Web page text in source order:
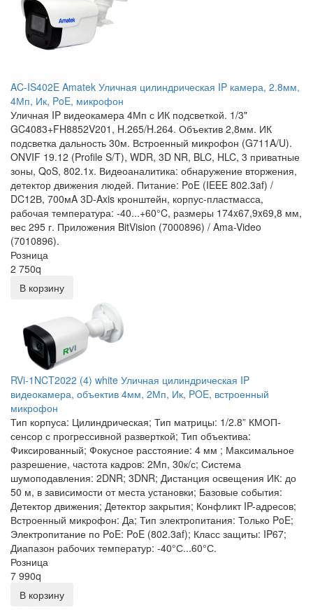
AC-IS402E Amatek Уличная цилиндрическая IP камера, 2.8мм,
4Мп, Ик, PoE, микрофон
Уличная IP видеокамера 4Мп с ИК подсветкой. 1/3"
GC4083+FH8852V201, H.265/H.264. Объектив 2,8мм. ИК
подсветка дальность 30м. Встроенный микрофон (G711A/U).
ONVIF 19.12 (Profile S/T), WDR, 3D NR, BLC, HLC, 3 приватные
зоны, QoS, 802.1x. Видеоаналитика: обнаружение вторжения,
детектор движения людей. Питание: PoE (IEEE 802.3af) /
DC12В, 700мA 3D-Axis кронштейн, корпус-пластмасса,
рабочая температура: -40...+60°C, размеры 174x67,9x69,8 мм,
вес 295 г. Приложения BitVision (7000896) / Ama-Video
(7010896).
Розница
2 750q
В корзину
RVi-1NCT2022 (4) white Уличная цилиндрическая IP
видеокамера, объектив 4мм, 2Мп, Ик, POE, встроенный
микрофон
Тип корпуса: Цилиндрическая; Тип матрицы: 1/2.8” КМОП-
сенсор с прогрессивной разверткой; Тип объектива:
Фиксированный; Фокусное расстояние: 4 мм ; Максимальное
разрешение, частота кадров: 2Мп, 30к/с; Система
шумоподавления: 2DNR; 3DNR; Дистанция освещения ИК: до
50 м, в зависимости от места установки; Базовые события:
Детектор движения; Детектор закрытия; Конфликт IP-адресов;
Встроенный микрофон: Да; Тип электропитания: Только PoE;
Электропитание по PoE: PoE (802.3af); Класс защиты: IP67;
Диапазон рабочих температур: -40°С...60°С.
Розница
7 990q
В корзину